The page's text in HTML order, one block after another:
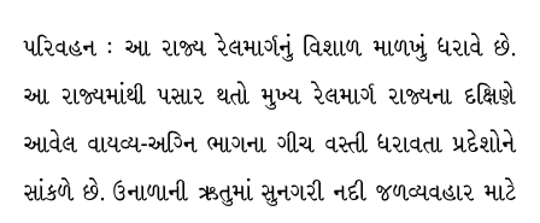
પરિવહન : આ રાજ્ય રેલમાર્ગનું વિશાળ માળખું ધરાવે છે.
આ રાજ્યમાંથી પસાર થતો મુખ્ય રેલમાર્ગ રાજ્યના દક્ષિણે
આવેલ વાયવ્ય-અગ્નિ ભાગના ગીચ વસ્તી ધરાવતા પ્રદેશોને
સાંકળે છે. ઉનાળાની ઋતુમાં સુનગરી નદી જળવ્યવહાર માટે